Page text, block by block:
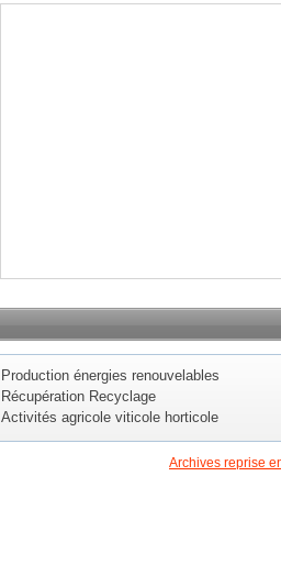
Production énergies renouvelables
Récupération Recyclage
Activités agricole viticole horticole
Archives reprise